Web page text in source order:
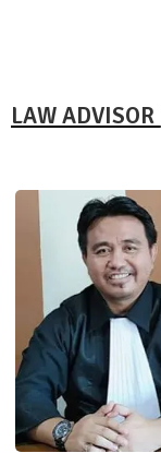
LAW ADVISOR